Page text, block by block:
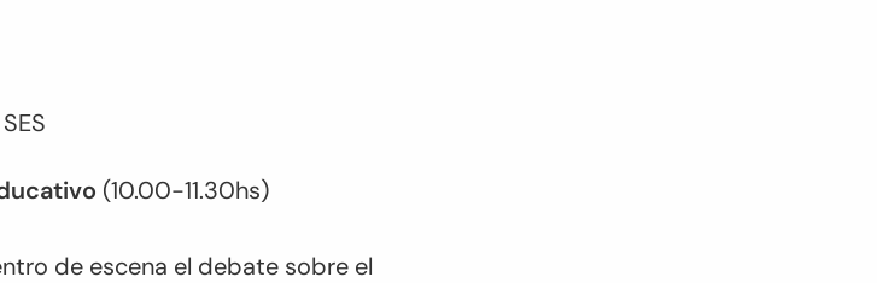
(10.00-11.30hs)
de escena el debate sobre el